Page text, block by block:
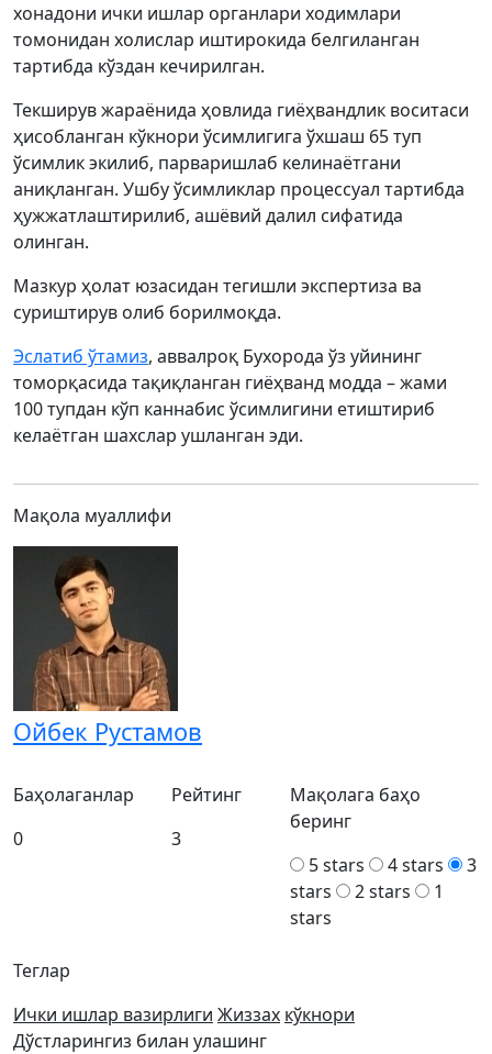
хонадони ички ишлар органлари ходимлари
томонидан холислар иштирокида белгиланган
тартибда кўздан кечирилган.
Текширув жараёнида ҳовлида гиёҳвандлик воситаси
ҳисобланган кўкнори ўсимлигига ўхшаш 65 туп
ўсимлик экилиб, парваришлаб келинаётгани
аниқланган. Ушбу ўсимликлар процессуал тартибда
ҳужжатлаштирилиб, ашёвий далил сифатида
олинган.
Мазкур ҳолат юзасидан тегишли экспертиза ва
суриштирув олиб борилмоқда.
Эслатиб ўтамиз, аввалроқ Бухорода ўз уйининг
томорқасида тақиқланган гиёҳванд модда – жами
100 тупдан кўп каннабис ўсимлигини етиштириб
келаётган шахслар ушланган эди.
Мақола муаллифи
Ойбек Рустамов
Теглар
Ички ишлар вазирлиги Жиззах кўкнори
Баҳолаганлар
0
Рейтинг
3
Мақолага баҳо
беринг
5 stars
4 stars
3
stars
2 stars
1
stars
Дўстларингиз билан улашинг